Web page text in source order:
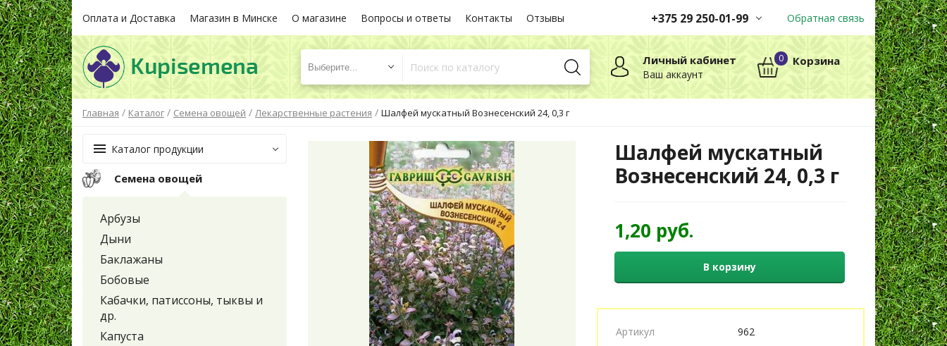
Оплата и Доставка Магазин в Минске О магазине Вопросы и ответы Контакты Отзывы +375 29 250-01-99
автоматически через корзину
круглосуточно без выходных
Обратная связь
Выберите... Личный кабинет
Ваш аккаунт
0 Корзина
Главная / Каталог / Семена овощей / Лекарственные растения / Шалфей мускатный Вознесенский 24, 0,3 г
Каталог продукции
Семена овощей
Арбузы
Дыни
Баклажаны
Бобовые
Кабачки, патиссоны, тыквы и
др.
Капуста
Шалфей мускатный
Вознесенский 24, 0,3 г
1,20 руб.
В корзину
Артикул
962